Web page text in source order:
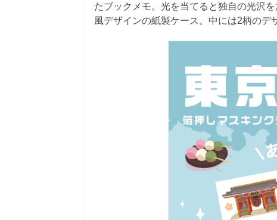
たブックメモ。光を当てると独自の光沢
風デザインの紙製ケース。中には2柄のデ